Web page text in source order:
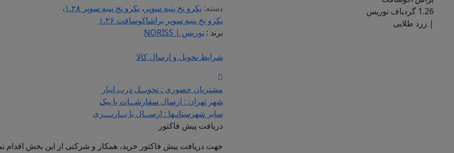
دسته: یکرو نخ پنبه سوپر ، یکرو نخ پنبه سوپر ۱.۲۸
،
یکرو نخ پنبه سوپر براشاکوسافت ۱.۲۶
برند : نوریس | NORISS
شرایط تحویل و ارسال کالا
مشتریان حضوری : تحویــل درب انبار
شهر تهران : ارسال سفارشــات با پیک
سایر شهرستانـها : ارســال با بــاربـــری
دریافت پیش فاکتور
جهت دریافت پیش فاکتور خرید، همکار و شرکتی از این بخش اقدام